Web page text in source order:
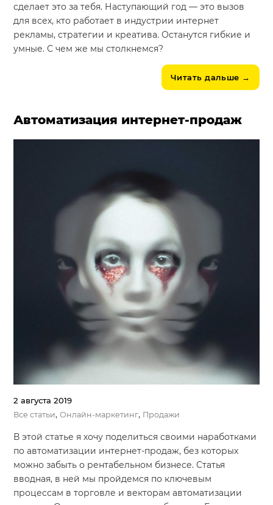
сделает это за тебя. Наступающий год — это вызов
для всех, кто работает в индустрии интернет
рекламы, стратегии и креатива. Останутся гибкие и
умные. С чем же мы столкнемся?
Читать дальше →
Автоматизация интернет-продаж
2 августа 2019
Все статьи,Онлайн-маркетинг, Продажи
В этой статье я хочу поделиться своими наработками
по автоматизации интернет-продаж, без которых
можно забыть о рентабельном бизнесе. Статья
вводная, в ней мы пройдемся по ключевым
процессам в торговле и векторам автоматизации